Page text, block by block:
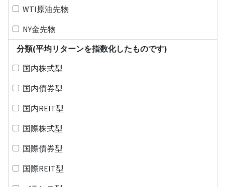
WTI原油先物
NY金先物
分類(平均リターンを指数化したものです)
国内株式型
国内債券型
国内REIT型
国際株式型
国際債券型
国際REIT型